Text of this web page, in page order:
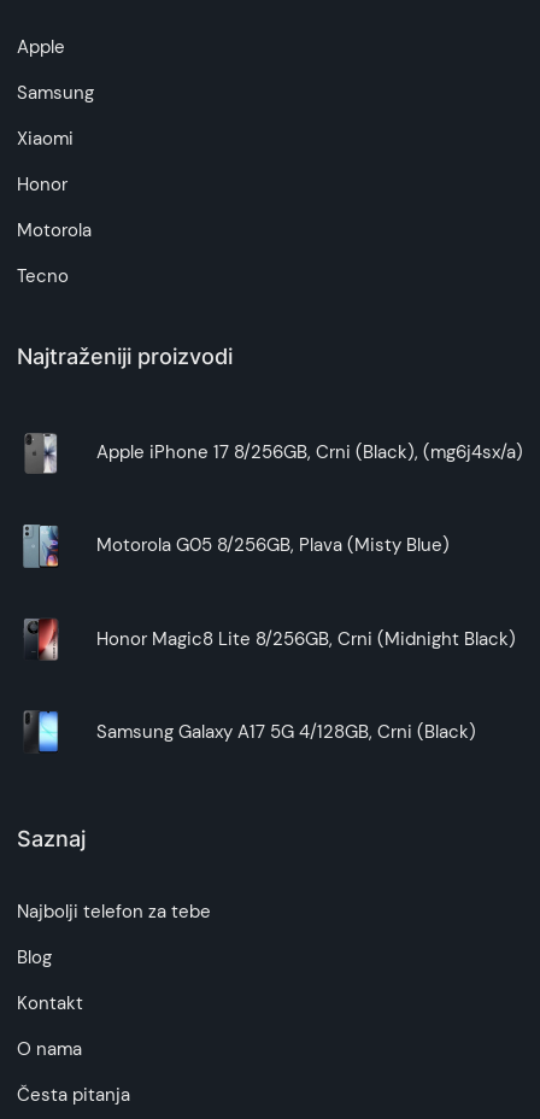
Apple
Samsung
Xiaomi
Honor
Motorola
Tecno
Najtraženiji proizvodi
Apple iPhone 17 8/256GB, Crni (Black), (mg6j4sx/a)
Motorola G05 8/256GB, Plava (Misty Blue)
Honor Magic8 Lite 8/256GB, Crni (Midnight Black)
Samsung Galaxy A17 5G 4/128GB, Crni (Black)
Saznaj
Najbolji telefon za tebe
Blog
Kontakt
O nama
Česta pitanja